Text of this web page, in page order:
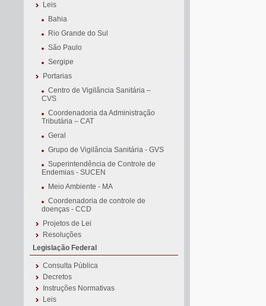
Leis
Bahia
Rio Grande do Sul
São Paulo
Sergipe
Portarias
Centro de Vigilância Sanitária –
CVS
Coordenadoria da Administração
Tributária – CAT
Geral
Grupo de Vigilância Sanitária - GVS
Superintendência de Controle de
Endemias - SUCEN
Meio Ambiente - MA
Coordenadoria de controle de
doenças - CCD
Projetos de Lei
Resoluções
Legislação Federal
Consulta Pública
Decretos
Instruções Normativas
Leis